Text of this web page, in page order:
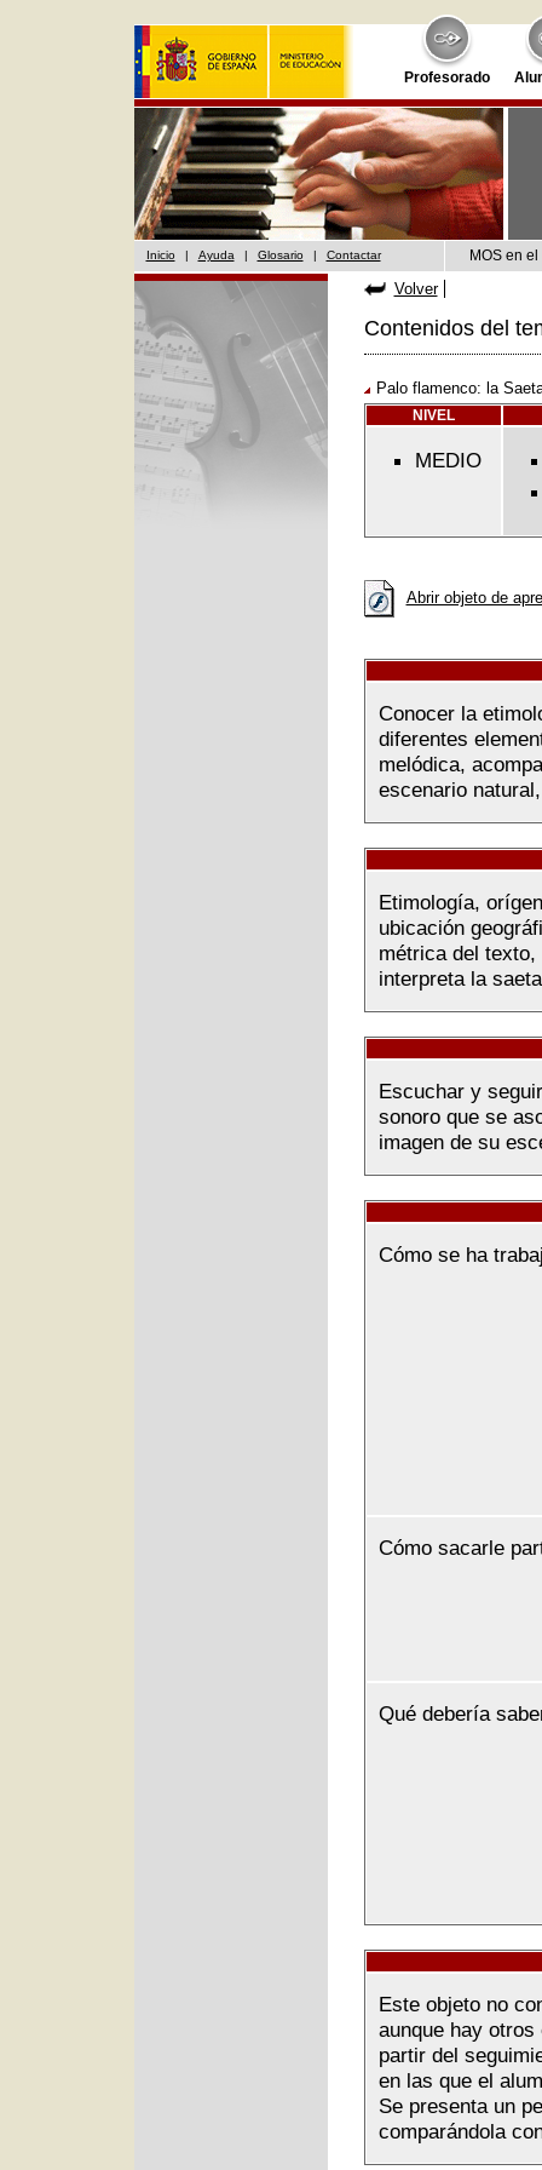
Profesorado
Inicio | Ayuda | Glosario | Contactar MOS en
Volver
Contenidos del
Palo flamenco: la
NIVEL
MEDIO
Abrir objeto de
Conocer la
diferentes
melódica,
escenario
Etimología,
ubicación
métrica del
interpreta la
Escuchar y
sonoro que se
imagen de su
Cómo se ha
Cómo sacarle
Qué debería
Este objeto no
aunque hay
partir del
en las que el
Se presenta un
comparándola